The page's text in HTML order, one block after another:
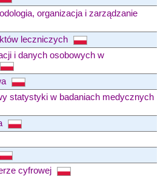
organizacja i zarządzanie
leczniczych
i danych osobowych w
statystyki w badaniach medycznych
cyfrowej